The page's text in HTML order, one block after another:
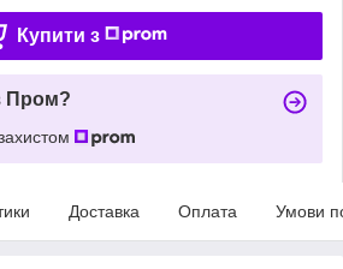
Купити з
Пром?
Доставка Оплата Умови